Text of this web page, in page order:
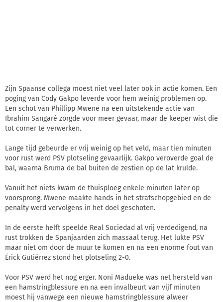
Zijn Spaanse collega moest niet veel later ook in actie komen. Een
poging van Cody Gakpo leverde voor hem weinig problemen op.
Een schot van Phillipp Mwene na een uitstekende actie van
Ibrahim Sangaré zorgde voor meer gevaar, maar de keeper wist die
tot corner te verwerken.
Lange tijd gebeurde er vrij weinig op het veld, maar tien minuten
voor rust werd PSV plotseling gevaarlijk. Gakpo veroverde goal de
bal, waarna Bruma de bal buiten de zestien op de lat krulde.
Vanuit het niets kwam de thuisploeg enkele minuten later op
voorsprong. Mwene maakte hands in het strafschopgebied en de
penalty werd vervolgens in het doel geschoten.
In de eerste helft speelde Real Sociedad al vrij verdedigend, na
rust trokken de Spanjaarden zich massaal terug. Het lukte PSV
maar niet om door de muur te komen en na een enorme fout van
Érick Gutiérrez stond het plotseling 2-0.
Voor PSV werd het nog erger. Noni Madueke was net hersteld van
een hamstringblessure en na een invalbeurt van vijf minuten
moest hij vanwege een nieuwe hamstringblessure alweer